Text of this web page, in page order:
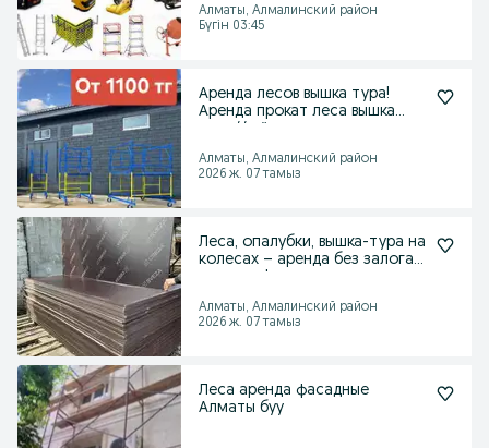
Алматы, Алмалинский район
Бүгін 03:45
Аренда лесов вышка тура!
Аренда прокат леса вышка
Алматы, Алмалинский район
2026 ж. 07 тамыз
Леса, опалубки, вышка-тура на
колесах – аренда без залога,
Алматы, Алмалинский район
2026 ж. 07 тамыз
Леса аренда фасадные
Алматы буу